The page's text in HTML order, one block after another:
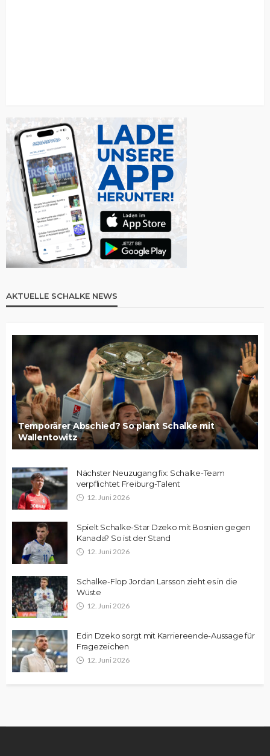
AKTUELLE SCHALKE NEWS
Temporärer Abschied? So plant Schalke mit
Wallentowitz
Nächster Neuzugang fix: Schalke-Team
verpflichtet Freiburg-Talent
12. Juni 2026
Spielt Schalke-Star Dzeko mit Bosnien gegen
Kanada? So ist der Stand
12. Juni 2026
Schalke-Flop Jordan Larsson zieht es in die
Wüste
12. Juni 2026
Edin Dzeko sorgt mit Karriereende-Aussage für
Fragezeichen
12. Juni 2026